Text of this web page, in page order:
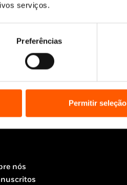
serviços.
Preferências
Permitir seleção
nós